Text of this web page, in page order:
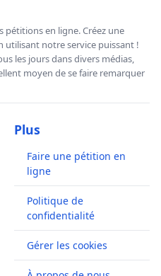
en ligne. Créez une
utilisant notre service puissant !
les jours dans divers médias,
moyen de se faire remarquer
Plus
Faire une pétition en
ligne
Politique de
confidentialité
Gérer les cookies